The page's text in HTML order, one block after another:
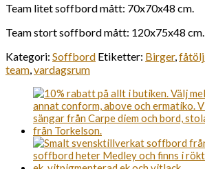
Team litet soffbord mått: 70x70x48 cm.
Team stort soffbord mått: 120x75x48 cm.
Kategori: Soffbord Etiketter: Birger,
team,vardagsrum